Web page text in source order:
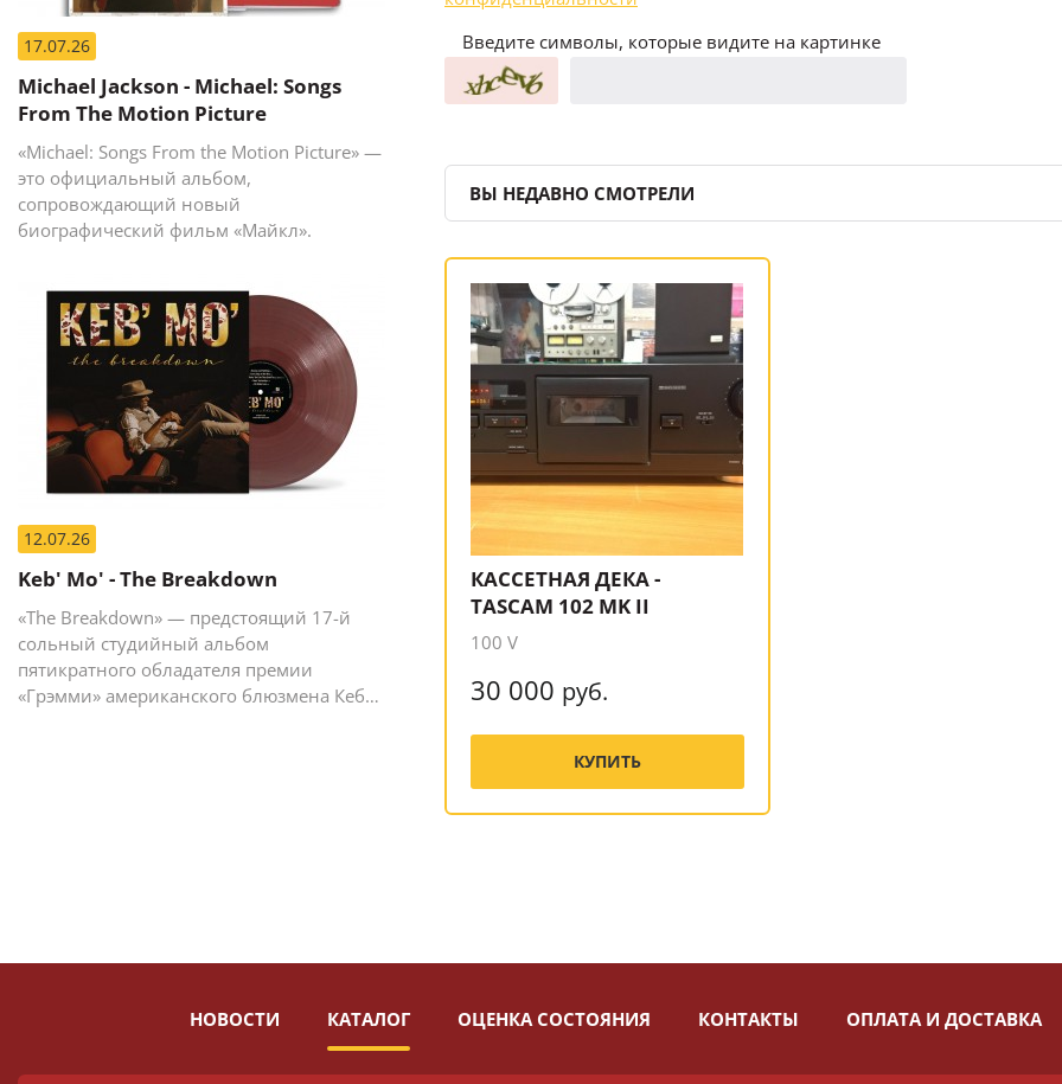
17.07.26
Michael Jackson - Michael: Songs
From The Motion Picture
«Michael: Songs From the Motion Picture» —
это официальный альбом,
сопровождающий новый
биографический фильм «Майкл».
12.07.26
Keb' Mo' - The Breakdown
«The Breakdown» — предстоящий 17-й
сольный студийный альбом
пятикратного обладателя премии
«Грэмми» американского блюзмена Кеба
Введите символы, которые видите на картинке
ВЫ НЕДАВНО СМОТРЕЛИ
КАССЕТНАЯ ДЕКА -
TASCAM 102 MK II
100 V
30 000 руб.
КУПИТЬ
НОВОСТИ КАТАЛОГ ОЦЕНКА СОСТОЯНИЯ КОНТАКТЫ ОПЛАТА И ДОСТАВКА